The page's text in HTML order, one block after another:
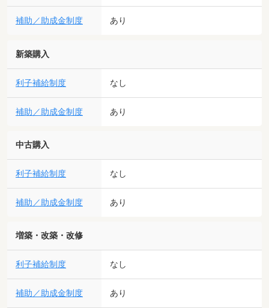
補助／助成金制度 あり
新築購入
利子補給制度 なし
補助／助成金制度 あり
中古購入
利子補給制度 なし
補助／助成金制度 あり
増築・改築・改修
利子補給制度 なし
補助／助成金制度 あり